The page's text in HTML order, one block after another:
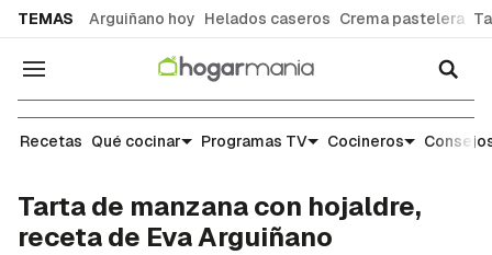
TEMAS Arguiñano hoy Helados caseros Crema pastelera
Navegación
Recetas
Recetas Qué cocinar Programas TV Cocineros
Tarta de manzana con hojaldre,
receta de Eva Arguiñano